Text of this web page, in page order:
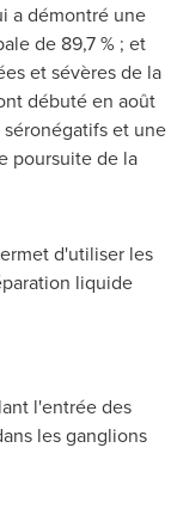
a démontré une
de 89,7 % ; et
et sévères de la
débuté en août
et une
poursuite de la
d'utiliser les
liquide
l'entrée des
les ganglions